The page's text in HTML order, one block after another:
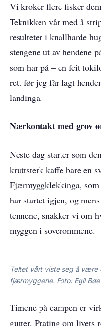
Vi kroker flere fisker
Teknikken vår med å
resulteter i knallharde
stengene ut av hendene
som har på – en feit
rett før jeg får lagt
landinga.
Nærkontakt med grov
Neste dag starter som
kruttsterk kaffe bare en
Fjærmyggklekkinga, som
har startet igjen, og
tennene, snakker vi om
myggen i soverommene.
Teltet vårt viste seg å være
fjærmyggene. Foto: Egil Bøe
Timene på campen er
gutter. Prating om livets